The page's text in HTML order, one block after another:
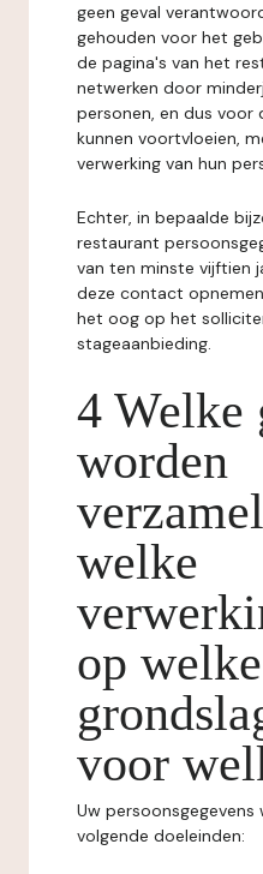
geen geval
gehouden voor het
de pagina's van het
netwerken door
personen, en dus voor
kunnen voortvloeien,
verwerking van hun
Echter, in bepaalde
restaurant
van ten minste vijftien
deze contact
het oog op het
stageaanbieding.
4 Welke
worden
welke
op welke
voor
Uw
volgende doeleinden: